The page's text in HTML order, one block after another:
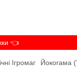
👈
Ігромаг Йокогама